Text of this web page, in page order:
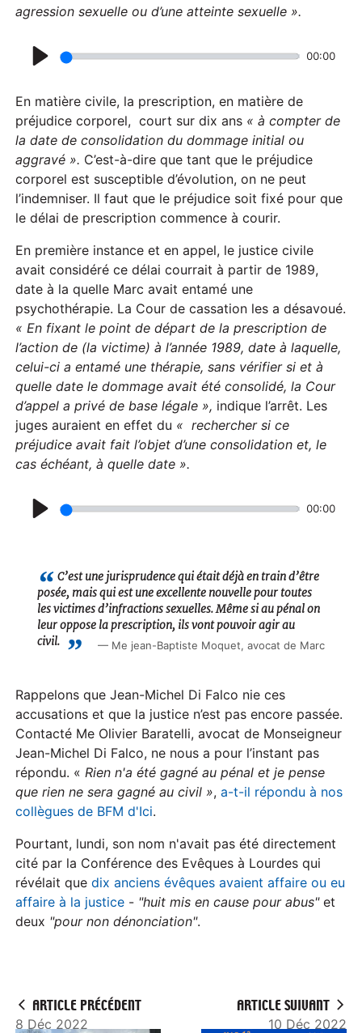
agression sexuelle ou d’une atteinte sexuelle ».
l
a
y
00:00
En matière civile, la prescription, en matière de
préjudice corporel, court sur dix ans « à compter de
la date de consolidation du dommage initial ou
aggravé ». C’est-à-dire que tant que le préjudice
corporel est susceptible d’évolution, on ne peut
l’indemniser. Il faut que le préjudice soit fixé pour que
le délai de prescription commence à courir.
En première instance et en appel, le justice civile
avait considéré ce délai courrait à partir de 1989,
date à la quelle Marc avait entamé une
psychothérapie. La Cour de cassation les a désavoué.
« En fixant le point de départ de la prescription de
l’action de (la victime) à l’année 1989, date à laquelle,
celui-ci a entamé une thérapie, sans vérifier si et à
quelle date le dommage avait été consolidé, la Cour
d’appel a privé de base légale », indique l’arrêt. Les
juges auraient en effet du « rechercher si ce
préjudice avait fait l’objet d’une consolidation et, le
cas échéant, à quelle date ».
a
y
00:00
C’est une jurisprudence qui était déjà en train d’être
posée, mais qui est une excellente nouvelle pour toutes
les victimes d’infractions sexuelles. Même si au pénal on
leur oppose la prescription, ils vont pouvoir agir au
civil.
Me jean-Baptiste Moquet, avocat de Marc
Rappelons que Jean-Michel Di Falco nie ces
accusations et que la justice n’est pas encore passée.
Contacté Me Olivier Baratelli, avocat de Monseigneur
Jean-Michel Di Falco, ne nous a pour l’instant pas
répondu. «Rien n'a été gagné au pénal et je pense
que rien ne sera gagné au civil »,a-t-il répondu à nos
collègues de BFM d'Ici.
Pourtant, lundi, son nom n'avait pas été directement
cité par la Conférence des Evêques à Lourdes qui
révélait quedix anciens évêques avaient affaire ou eu
affaire à la justice - "huit mis en cause pour abus"et
deux "pour non dénonciation".
ARTICLE PRÉCÉDENT
8 Déc 2022
ARTICLE SUIVANT
10 Déc 2022